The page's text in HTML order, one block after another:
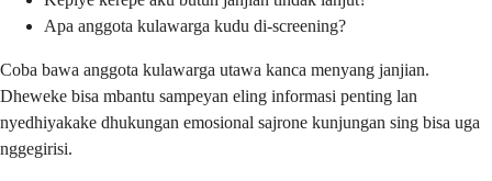
Apa anggota kulawarga kudu di-screening?
Coba bawa anggota kulawarga utawa kanca menyang janjian.
Dheweke bisa mbantu sampeyan eling informasi penting lan
nyedhiyakake dhukungan emosional sajrone kunjungan sing bisa uga
nggegirisi.